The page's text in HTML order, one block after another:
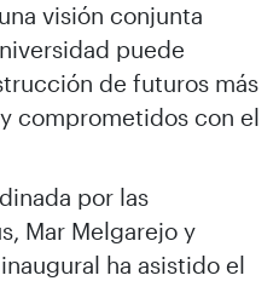
visión conjunta
puede
de futuros más
comprometidos con el
por las
Mar Melgarejo y
ha asistido el